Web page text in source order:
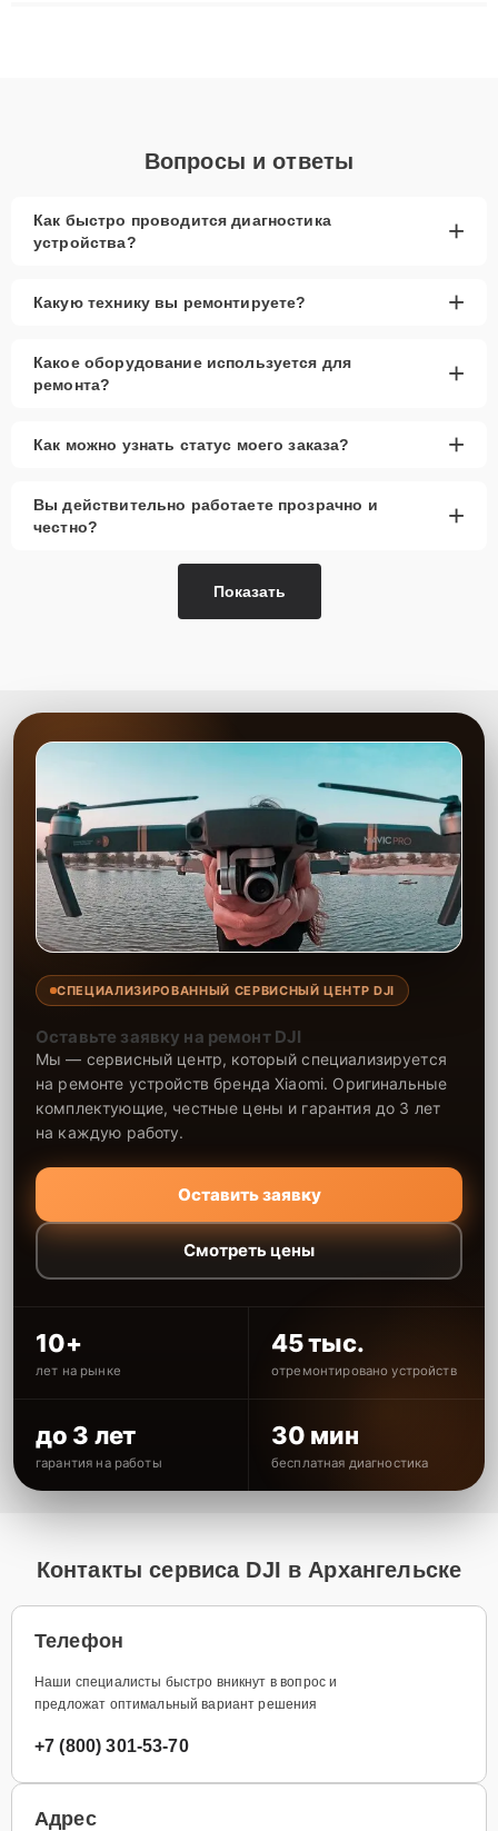
Вопросы и ответы
Как быстро проводится диагностика
устройства?
+
Какую технику вы ремонтируете? +
Какое оборудование используется для
ремонта?
+
Как можно узнать статус моего заказа? +
Вы действительно работаете прозрачно и
честно?
+
Показать
СПЕЦИАЛИЗИРОВАННЫЙ СЕРВИСНЫЙ ЦЕНТР DJI
Оставьте заявку на ремонт DJI
Мы — сервисный центр, который специализируется
на ремонте устройств бренда Xiaomi. Оригинальные
комплектующие, честные цены и гарантия до 3 лет
на каждую работу.
Оставить заявку
Смотреть цены
10+
лет на рынке
45 тыс.
отремонтировано устройств
до 3 лет
гарантия на работы
30 мин
бесплатная диагностика
Контакты сервиса DJI в Архангельске
Телефон
Наши специалисты быстро вникнут в вопрос и
предложат оптимальный вариант решения
+7 (800) 301-53-70
Адрес